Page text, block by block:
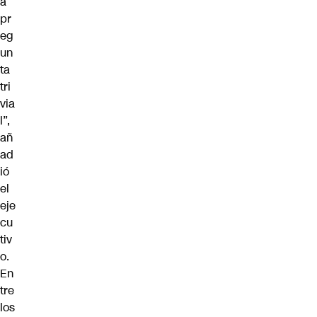
pr
eg
un
ta
tri
via
l”,
añ
ad
ió
el
eje
cu
tiv
o.
En
tre
los